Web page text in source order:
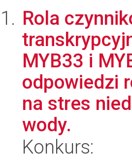
Rola
MYB33 i
odpowiedzi
na stres
wody.
Konkurs: